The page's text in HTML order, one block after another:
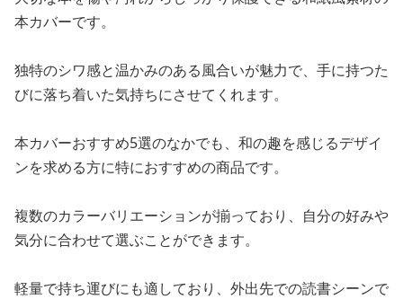
本カバーです。
独特のシワ感と温かみのある風合いが魅力で、手に持つた
びに落ち着いた気持ちにさせてくれます。
本カバーおすすめ5選のなかでも、和の趣を感じるデザイ
ンを求める方に特におすすめの商品です。
複数のカラーバリエーションが揃っており、自分の好みや
気分に合わせて選ぶことができます。
軽量で持ち運びにも適しており、外出先での読書シーンで